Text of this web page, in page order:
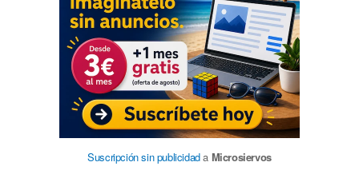
Suscripción sin publicidada Microsiervos